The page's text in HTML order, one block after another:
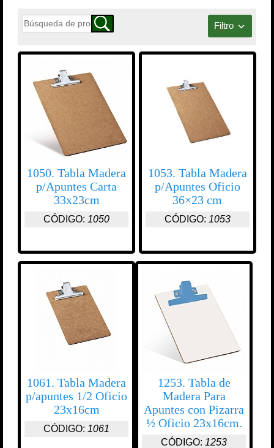
Filtro
1050. Tabla Madera
p/Apuntes Carta
33x23cm
CÓDIGO: 1050
1053. Tabla Madera
p/Apuntes Oficio
36×23 cm
CÓDIGO: 1053
1061. Tabla Madera
p/apuntes 1/2 Oficio
23x16cm
CÓDIGO: 1061
1253. Tabla de
Madera Para
Apuntes con Pizarra
½ Oficio 23x16cm.
CÓDIGO: 1253